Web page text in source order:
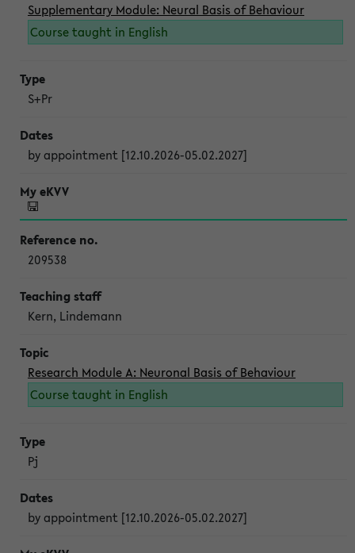
Supplementary Module: Neural Basis of Behaviour
Course taught in English
S+Pr
by appointment [12.10.2026-05.02.2027]
209538
Kern, Lindemann
Research Module A: Neuronal Basis of Behaviour
Course taught in English
Pj
by appointment [12.10.2026-05.02.2027]